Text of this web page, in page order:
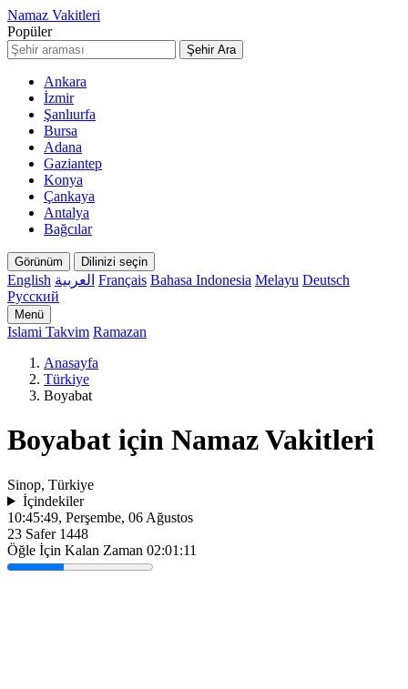
Namaz Vakitleri
Popüler
Şehir Ara
Ankara
İzmir
Şanlıurfa
Bursa
Adana
Gaziantep
Konya
Çankaya
Antalya
Bağcılar
Görünüm Dilinizi seçin
English العربية Français Bahasa Indonesia Melayu Deutsch
Русский
Menü
Islami Takvim Ramazan
Anasayfa
Türkiye
Boyabat
Boyabat için Namaz Vakitleri
Sinop, Türkiye
İçindekiler
10:45:49, Perşembe, 06 Ağustos
23 Safer 1448
Öğle İçin Kalan Zaman 02:01:11